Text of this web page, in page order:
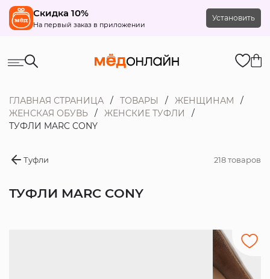
Скидка 10%
На первый заказ в приложении
Установить
ГЛАВНАЯ СТРАНИЦА ТОВАРЫ
ЖЕНЩИНАМ
ЖЕНСКАЯ ОБУВЬ
ЖЕНСКИЕ ТУФЛИ
ТУФЛИ MARC CONY
Туфли 218 товаров
ТУФЛИ MARC CONY